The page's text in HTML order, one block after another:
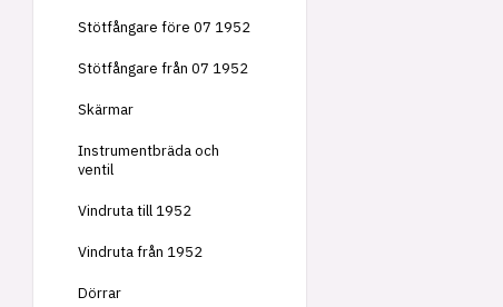
Stötfångare före 07 1952
Stötfångare från 07 1952
Skärmar
Instrumentbräda och
ventil
Vindruta till 1952
Vindruta från 1952
Dörrar